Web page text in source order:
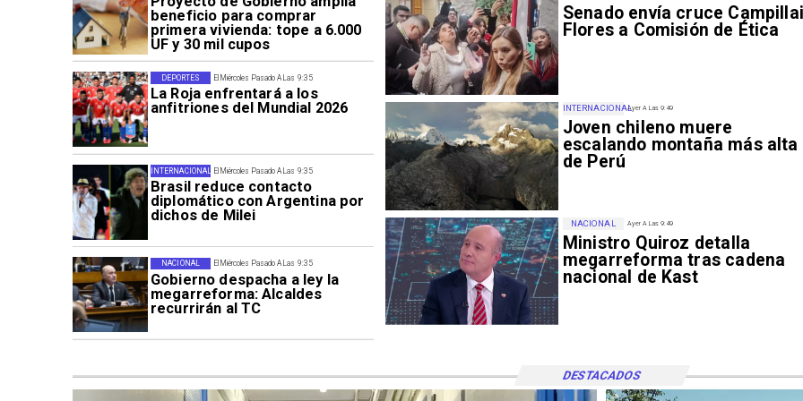
beneficio para comprar
primera vivienda: tope a 6.000
UF y 30 mil cupos
El Miércoles Pasado A Las 9:35
La Roja enfrentará a los
anfitriones del Mundial 2026
DEPORTES
El Miércoles Pasado A Las 9:35
Brasil reduce contacto
diplomático con Argentina por
dichos de Milei
INTERNACIONAL
El Miércoles Pasado A Las 9:35
Gobierno despacha a ley la
megarreforma: Alcaldes
recurrirán al TC
NACIONAL
Senado envía cruce
Flores a Comisión de Ética
Ayer A Las 9:49
Joven chileno muere
escalando montaña más alta
de Perú
INTERNACIONAL
Ayer A Las 9:49
Ministro Quiroz detalla
megarreforma tras cadena
nacional de Kast
NACIONAL
DESTACADOS